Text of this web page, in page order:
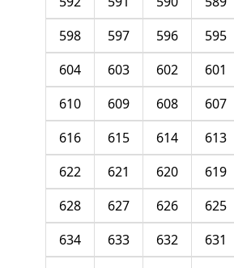
595
596
597
598
601
602
603
604
607
608
609
610
613
614
615
616
619
620
621
622
625
626
627
628
631
632
633
634